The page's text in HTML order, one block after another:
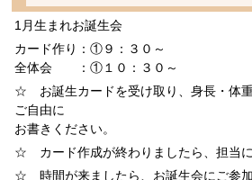
1月生まれお誕生会
カード作り：①９：３０～
全体会 ：①１０：３０～
☆ お誕生カードを受け取り、身長・体
ご自由に
お書きください。
☆ カード作成が終わりましたら、担当に
☆ 時間が来ましたら、お誕生会にご参加